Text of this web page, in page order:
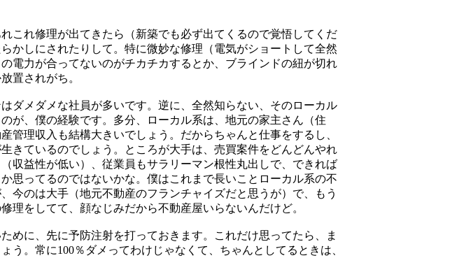
これ修理が出てきたら（新築でも必ず出てくるので覚悟してくだ
かしにされたりして。特に微妙な修理（電気がショートして全然
電力が合ってないのがチカチカするとか、ブラインドの紐が切れ
置されがち。
ダメダメな社員が多いです。逆に、全然知らない、そのローカル
が、僕の経験です。多分、ローカル系は、地元の家主さん（住
管理収入も結構大きいでしょう。だからちゃんと仕事をするし、
きているのでしょう。ところが大手は、売買案件をどんどんやれ
収益性が低い）、従業員もサラリーマン根性丸出しで、できれば
思ってるのではないかな。僕はこれまで長いことローカル系の不
今のは大手（地元不動産のフランチャイズだと思うが）で、もう
理をしてて、顔なじみだから不動産屋いらないんだけど。
めに、先に予防注射を打っておきます。これだけ思ってたら、ま
う。常に100％ダメってわけじゃなくて、ちゃんとしてるときは、